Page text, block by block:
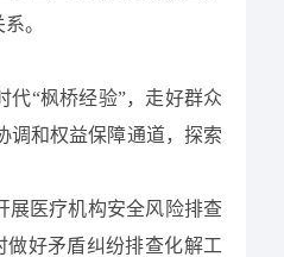
。
代“枫桥经验”，走好群众
调和权益保障通道，探索
展医疗机构安全风险排查
好矛盾纠纷排查化解工